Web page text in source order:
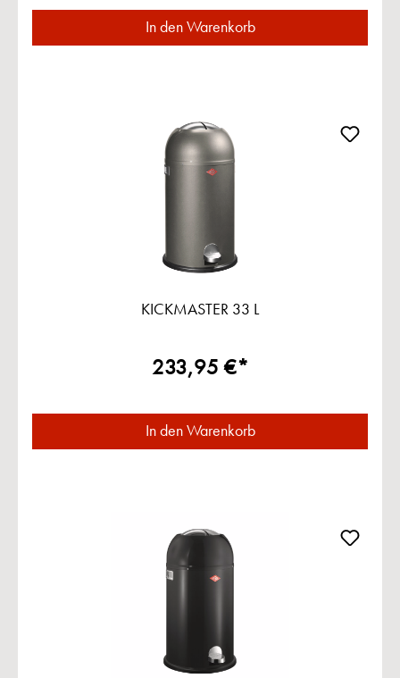
In den Warenkorb
KICKMASTER 33 L
233,95 €*
In den Warenkorb